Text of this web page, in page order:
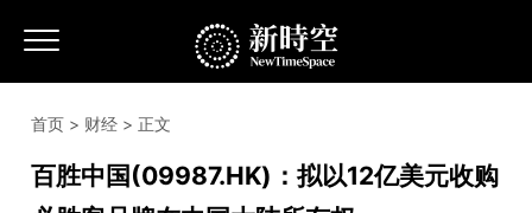
首页 > 财经 > 正文
百胜中国(09987.HK)：拟以12亿美元收购